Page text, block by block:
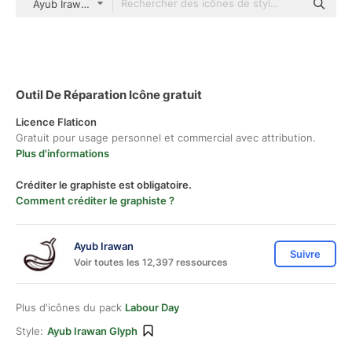
Ayub Irawan Glyph
Outil De Réparation Icône gratuit
Licence Flaticon
Gratuit pour usage personnel et commercial avec attribution.
Plus d'informations
Créditer le graphiste est obligatoire.
Comment créditer le graphiste ?
Ayub Irawan
Voir toutes les 12,397 ressources
Suivre
Plus d'icônes du pack Labour Day
Style: Ayub Irawan Glyph